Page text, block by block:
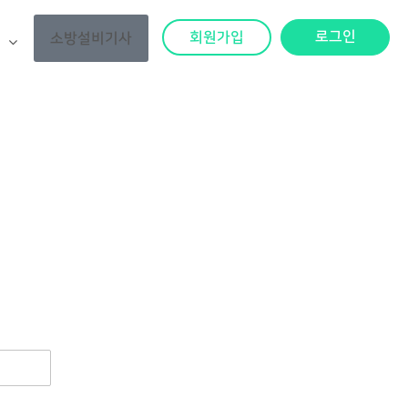
소방설비기사 회원가입 로그인